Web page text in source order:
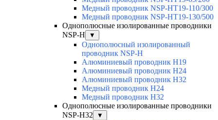
Медный проводник NSP-HT19-110/300
Медный проводник NSP-HT19-130/500
Однополюсные изолированные проводники
NSP-H
▼
Однополюсный изолированный
проводник NSP-H
Алюминиевый проводник H19
Алюминиевый проводник H24
Алюминиевый проводник H32
Медный проводник H24
Медный проводник H32
Однополюсные изолированные проводники
NSP-H32
▼